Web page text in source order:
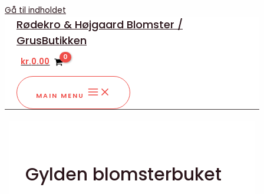
Gå til indholdet
Rødekro & Højgaard Blomster /
GrusButikken
kr.0.00
MAIN MENU
Gylden blomsterbuket